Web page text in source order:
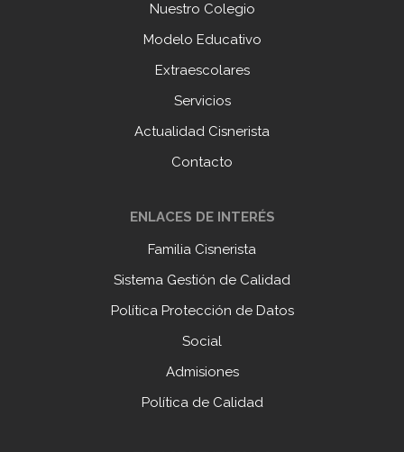
Nuestro Colegio
Modelo Educativo
Extraescolares
Servicios
Actualidad Cisnerista
Contacto
ENLACES DE INTERÉS
Familia Cisnerista
Sistema Gestión de Calidad
Política Protección de Datos
Social
Admisiones
Política de Calidad